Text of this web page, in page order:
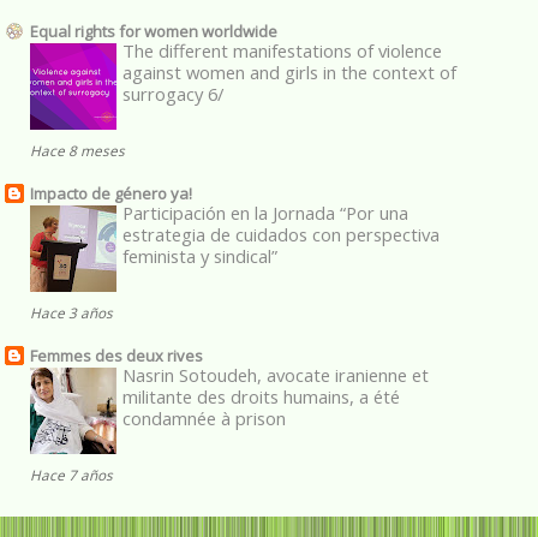
Equal rights for women worldwide
The different manifestations of violence
against women and girls in the context of
surrogacy 6/
Hace 8 meses
Impacto de género ya!
Participación en la Jornada “Por una
estrategia de cuidados con perspectiva
feminista y sindical”
Hace 3 años
Femmes des deux rives
Nasrin Sotoudeh, avocate iranienne et
militante des droits humains, a été
condamnée à prison
Hace 7 años